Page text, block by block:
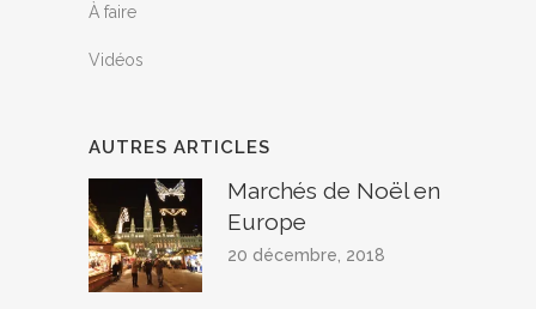
À faire
Vidéos
AUTRES ARTICLES
Marchés de Noël en
Europe
20 décembre, 2018